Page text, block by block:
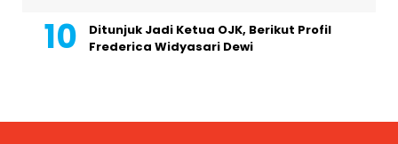
Ditunjuk Jadi Ketua OJK, Berikut Profil
Frederica Widyasari Dewi